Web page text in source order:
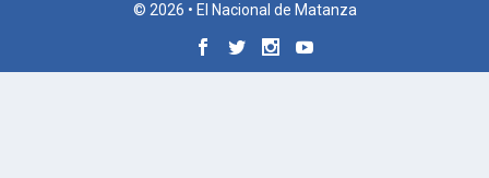
© 2026 • El Nacional de Matanza